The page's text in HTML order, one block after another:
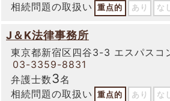
相続問題の取扱い
重点的 あり な
J＆K法律事務所
東京都新宿区四谷3-3 エスパスコ
03-3359-8831
弁護士数3名
相続問題の取扱い
重点的 あり な